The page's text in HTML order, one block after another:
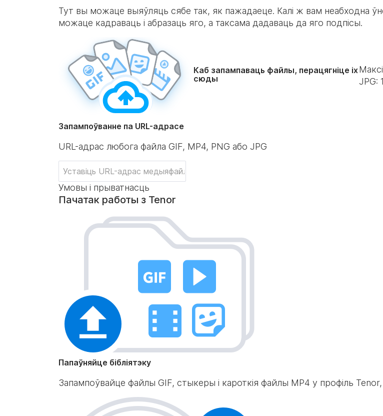
Тут вы можаце выяўляць сябе так, як пажадаеце. Калі ж вам неабходна
можаце кадраваць і абразаць яго, а таксама дадаваць да яго подпісы.
Каб запампаваць файлы, перацягніце іх
сюды
JPG:
Запампоўванне па URL-адрасе
URL-адрас любога файла GIF, MP4, PNG або JPG
Умовы і прыватнасць
Пачатак работы з Tenor
Папаўняйце бібліятэку
Запампоўвайце файлы GIF, стыкеры і кароткія файлы MP4 у профіль Tenor,